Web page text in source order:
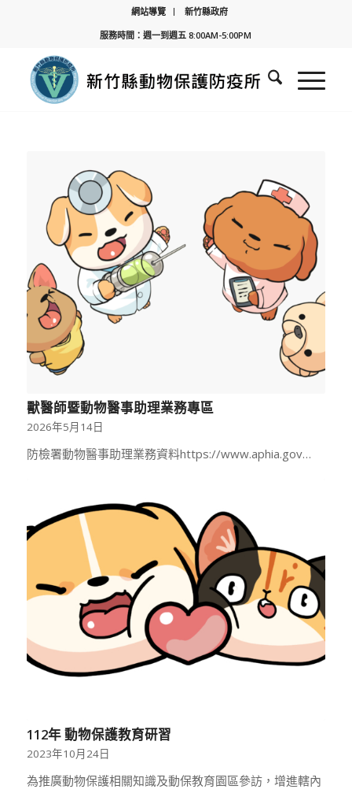
網站導覽
新竹縣政府
服務時間：週一到週五 8:00AM-5:00PM
獸醫師暨動物醫事助理業務專區
2026年5月14日
防檢署動物醫事助理業務資料https://www.aphia.gov…
112年 動物保護教育研習
2023年10月24日
為推廣動物保護相關知識及動保教育園區參訪，增進轄內